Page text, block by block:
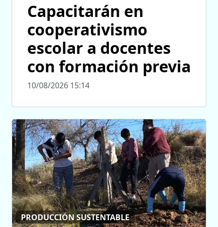
Capacitarán en
cooperativismo
escolar a docentes
con formación previa
10/08/2026 15:14
PRODUCCIÓN SUSTENTABLE